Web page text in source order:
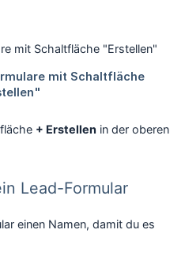
+ Erstellen in der oberen
Lead-Formular
einen Namen, damit du es